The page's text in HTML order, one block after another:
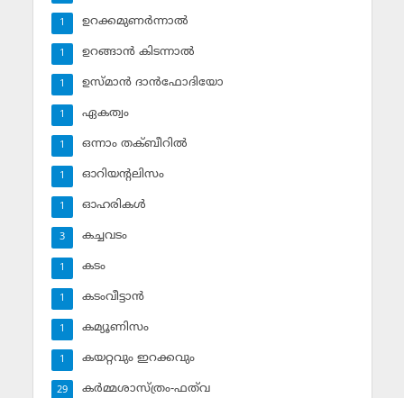
ഉറക്കമുണര്‍ന്നാല്‍
1
ഉറങ്ങാന്‍ കിടന്നാല്‍
1
ഉസ്മാന്‍ ദാന്‍ഫോദിയോ
1
ഏകത്വം
1
ഒന്നാം തക്ബീറില്‍
1
ഓറിയന്റലിസം
1
ഓഹരികള്‍
1
കച്ചവടം
3
കടം
1
കടംവീട്ടാന്‍
1
കമ്യൂണിസം
1
കയറ്റവും ഇറക്കവും
1
കര്‍മ്മശാസ്ത്രം-ഫത്‌വ
29